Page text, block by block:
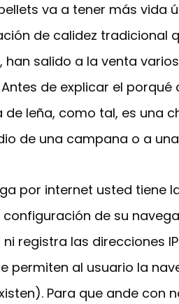
va a tener más vida
de calidez tradicional
han salido a la venta
de explicar el
de leña, como tal, es una
de una campana o a
por internet usted tiene
de su
registra las direcciones
permiten al usuario la
Para que ande